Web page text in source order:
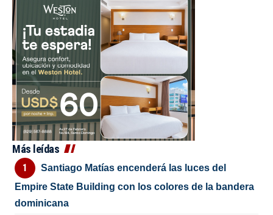
Más leídas
Santiago Matías encenderá las luces del
Empire State Building con los colores de la bandera
dominicana